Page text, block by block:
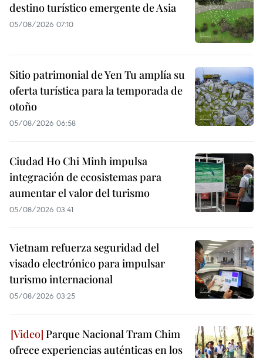
destino turístico emergente de Asia
05/08/2026 07:10
Sitio patrimonial de Yen Tu amplía su
oferta turística para la temporada de
otoño
05/08/2026 06:58
Ciudad Ho Chi Minh impulsa
integración de ecosistemas para
aumentar el valor del turismo
05/08/2026 03:41
Vietnam refuerza seguridad del
visado electrónico para impulsar
turismo internacional
05/08/2026 03:25
Parque Nacional Tram Chim
ofrece experiencias auténticas en los